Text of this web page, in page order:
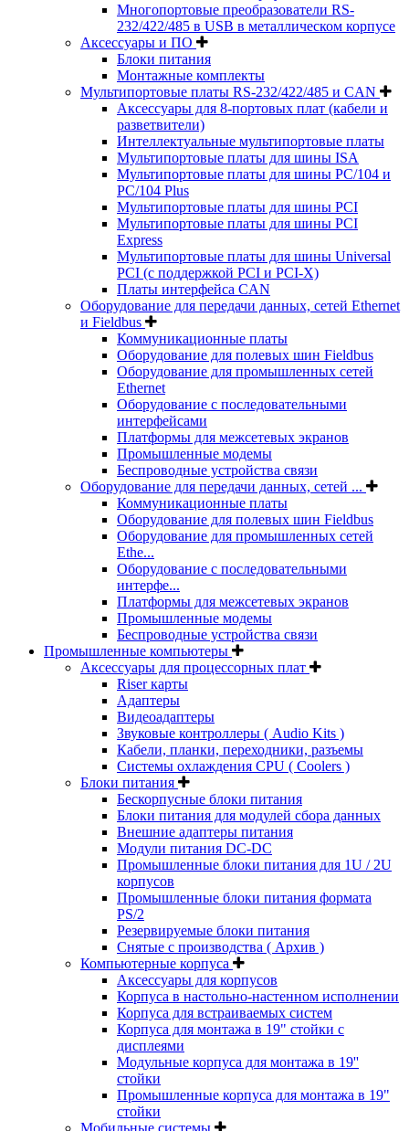
Многопортовые преобразователи RS-
232/422/485 в USB в металлическом корпусе
Аксессуары и ПО
Блоки питания
Монтажные комплекты
Мультипортовые платы RS-232/422/485 и CAN
Аксессуары для 8-портовых плат (кабели и
разветвители)
Интеллектуальные мультипортовые платы
Мультипортовые платы для шины ISA
Мультипортовые платы для шины PC/104 и
PC/104 Plus
Мультипортовые платы для шины PCI
Мультипортовые платы для шины PCI
Express
Мультипортовые платы для шины Universal
PCI (с поддержкой PCI и PCI-X)
Платы интерфейса CAN
Оборудование для передачи данных, сетей Ethernet
и Fieldbus
Коммуникационные платы
Оборудование для полевых шин Fieldbus
Оборудование для промышленных сетей
Ethernet
Оборудование с последовательными
интерфейсами
Платформы для межсетевых экранов
Промышленные модемы
Беспроводные устройства связи
Оборудование для передачи данных, сетей ...
Коммуникационные платы
Оборудование для полевых шин Fieldbus
Оборудование для промышленных сетей
Ethe...
Оборудование с последовательными
интерфе...
Платформы для межсетевых экранов
Промышленные модемы
Беспроводные устройства связи
Промышленные компьютеры
Аксессуары для процессорных плат
Riser карты
Адаптеры
Видеоадаптеры
Звуковые контроллеры ( Audio Kits )
Кабели, планки, переходники, разъемы
Системы охлаждения CPU ( Coolers )
Блоки питания
Бескорпусные блоки питания
Блоки питания для модулей сбора данных
Внешние адаптеры питания
Модули питания DC-DC
Промышленные блоки питания для 1U / 2U
корпусов
Промышленные блоки питания формата
PS/2
Резервируемые блоки питания
Снятые с производства ( Архив )
Компьютерные корпуса
Аксессуары для корпусов
Корпуса в настольно-настенном исполнении
Корпуса для встраиваемых систем
Корпуса для монтажа в 19" стойки с
дисплеями
Модульные корпуса для монтажа в 19''
стойки
Промышленные корпуса для монтажа в 19"
стойки
Мобильные системы